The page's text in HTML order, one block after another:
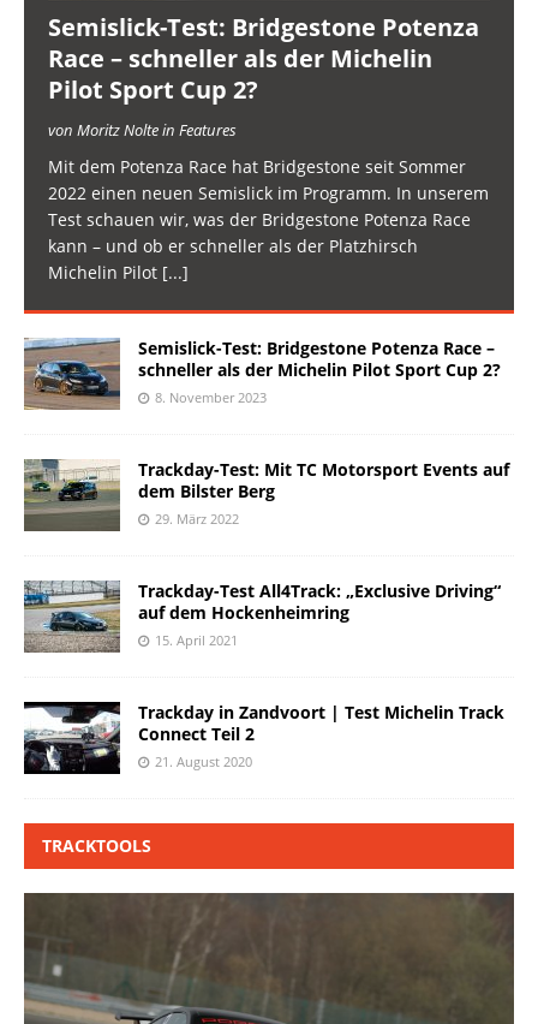
Semislick-Test: Bridgestone Potenza
Race – schneller als der Michelin
Pilot Sport Cup 2?
von Moritz Nolte in Features
Mit dem Potenza Race hat Bridgestone seit Sommer
2022 einen neuen Semislick im Programm. In unserem
Test schauen wir, was der Bridgestone Potenza Race
kann – und ob er schneller als der Platzhirsch
Michelin Pilot [...]
Semislick-Test: Bridgestone Potenza Race –
schneller als der Michelin Pilot Sport Cup 2?
8. November 2023
Trackday-Test: Mit TC Motorsport Events auf
dem Bilster Berg
29. März 2022
Trackday-Test All4Track: „Exclusive Driving“
auf dem Hockenheimring
15. April 2021
Trackday in Zandvoort | Test Michelin Track
Connect Teil 2
21. August 2020
TRACKTOOLS